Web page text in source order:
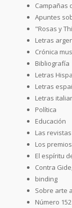
Campañas
Apuntes
"Rosas y
Letras
Crónica
Bibliografía
Letras
Letras
Letras
Política
Educación
Las revistas
Los
El espíritu
Contra
binding
Sobre arte
Número 152